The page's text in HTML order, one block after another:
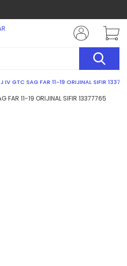
IV GTC SAG FAR 11-19 ORIJINAL SIFIR